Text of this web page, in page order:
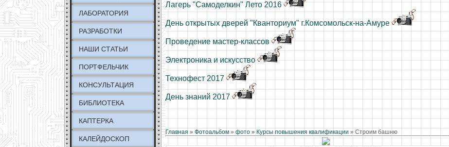
ЛАБОРАТОРИЯ
РАЗРАБОТКИ
НАШИ СТАТЬИ
ПОРТФЕЛЬЧИК
КОНСУЛЬТАЦИЯ
БИБЛИОТЕКА
КАПТЕРКА
КАЛЕЙДОСКОП
Лагерь "Самоделкин" Лето 2016
День открытых дверей "Кванториум" г.Комсомольск-на-Амуре
Проведение мастер-классов
Электроника и искусство
Технофест 2017
День знаний 2017
Главная » Фотоальбом » фото » Курсы повышения квалификации » Строим башню